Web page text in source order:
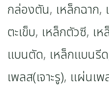
กล่องตัน, เหล็กฉาก,
ตะเข็บ, เหล็กตัวซี, เ
แบนตัด, เหล็กแบนรีด
เพลส(เจาะรู), แผ่นเ